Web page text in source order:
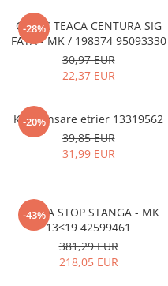
-28%
CAPAC TEACA CENTURA SIG
FATA - MK / 198374 95093330
30,97 EUR
22,37 EUR
-20%
Kit etansare etrier 13319562
39,85 EUR
31,99 EUR
-43%
LAMPA STOP STANGA - MK
13<19 42599461
381,29 EUR
218,05 EUR